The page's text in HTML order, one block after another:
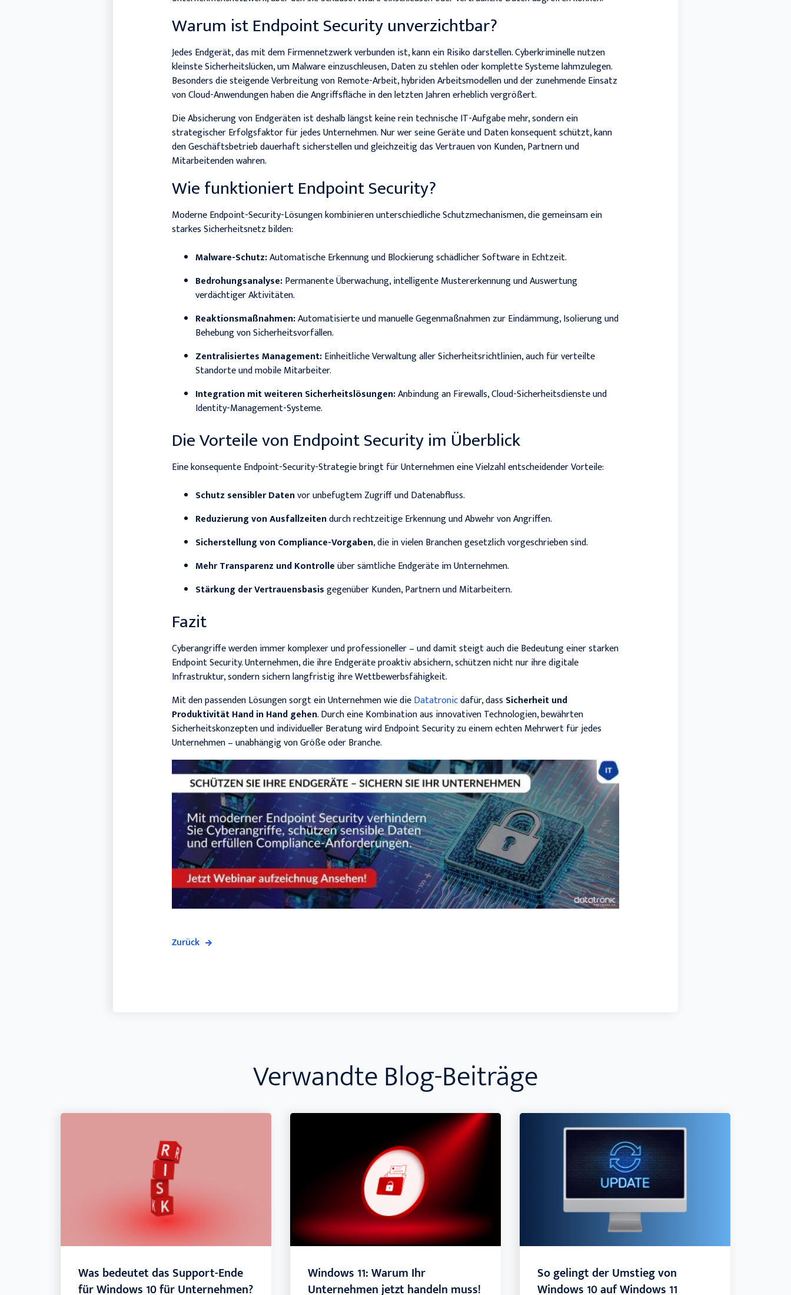
Warum ist Endpoint Security unverzichtbar?
Jedes Endgerät, das mit dem Firmennetzwerk verbunden ist, kann ein Risiko darstellen. Cyberkriminelle nutzen
kleinste Sicherheitslücken, um Malware einzuschleusen, Daten zu stehlen oder komplette Systeme lahmzulegen.
Besonders die steigende Verbreitung von Remote-Arbeit, hybriden Arbeitsmodellen und der zunehmende Einsatz
von Cloud-Anwendungen haben die Angriffsfläche in den letzten Jahren erheblich vergrößert.
Die Absicherung von Endgeräten ist deshalb längst keine rein technische IT-Aufgabe mehr, sondern ein
strategischer Erfolgsfaktor für jedes Unternehmen. Nur wer seine Geräte und Daten konsequent schützt, kann
den Geschäftsbetrieb dauerhaft sicherstellen und gleichzeitig das Vertrauen von Kunden, Partnern und
Mitarbeitenden wahren.
Wie funktioniert Endpoint Security?
Moderne Endpoint-Security-Lösungen kombinieren unterschiedliche Schutzmechanismen, die gemeinsam ein
starkes Sicherheitsnetz bilden:
Malware-Schutz:Automatische Erkennung und Blockierung schädlicher Software in Echtzeit.
Bedrohungsanalyse:Permanente Überwachung, intelligente Mustererkennung und Auswertung
verdächtiger Aktivitäten.
Reaktionsmaßnahmen:Automatisierte und manuelle Gegenmaßnahmen zur Eindämmung, Isolierung und
Behebung von Sicherheitsvorfällen.
Zentralisiertes Management:Einheitliche Verwaltung aller Sicherheitsrichtlinien, auch für verteilte
Standorte und mobile Mitarbeiter.
Integration mit weiteren Sicherheitslösungen:Anbindung an Firewalls, Cloud-Sicherheitsdienste und
Identity-Management-Systeme.
Die Vorteile von Endpoint Security im Überblick
Eine konsequente Endpoint-Security-Strategie bringt für Unternehmen eine Vielzahl entscheidender Vorteile:
Schutz sensibler Datenvor unbefugtem Zugriff und Datenabfluss.
Reduzierung von Ausfallzeitendurch rechtzeitige Erkennung und Abwehr von Angriffen.
Sicherstellung von Compliance-Vorgaben, die in vielen Branchen gesetzlich vorgeschrieben sind.
Mehr Transparenz und Kontrolleüber sämtliche Endgeräte im Unternehmen.
Stärkung der Vertrauensbasisgegenüber Kunden, Partnern und Mitarbeitern.
Fazit
Cyberangriffe werden immer komplexer und professioneller – und damit steigt auch die Bedeutung einer starken
Endpoint Security. Unternehmen, die ihre Endgeräte proaktiv absichern, schützen nicht nur ihre digitale
Infrastruktur, sondern sichern langfristig ihre Wettbewerbsfähigkeit.
Mit den passenden Lösungen sorgt ein Unternehmen wie dieDatatronicdafür, dass Sicherheit und
Produktivität Hand in Hand gehen. Durch eine Kombination aus innovativen Technologien, bewährten
Sicherheitskonzepten und individueller Beratung wird Endpoint Security zu einem echten Mehrwert für jedes
Unternehmen – unabhängig von Größe oder Branche.
Zurück
Verwandte Blog-Beiträge
Was bedeutet das Support-Ende
für Windows 10 für Unternehmen?
Windows 11: Warum Ihr
Unternehmen jetzt handeln muss!
So gelingt der Umstieg von
Windows 10 auf Windows 11